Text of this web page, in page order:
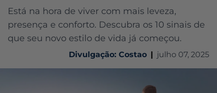
Está na hora de viver com mais leveza,
presença e conforto. Descubra os 10 sinais de
que seu novo estilo de vida já começou.
Divulgação: Costao | julho 07, 2025